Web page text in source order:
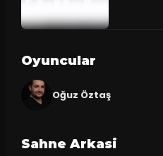
Oyuncular
Oğuz Öztaş
Sahne Arkasi